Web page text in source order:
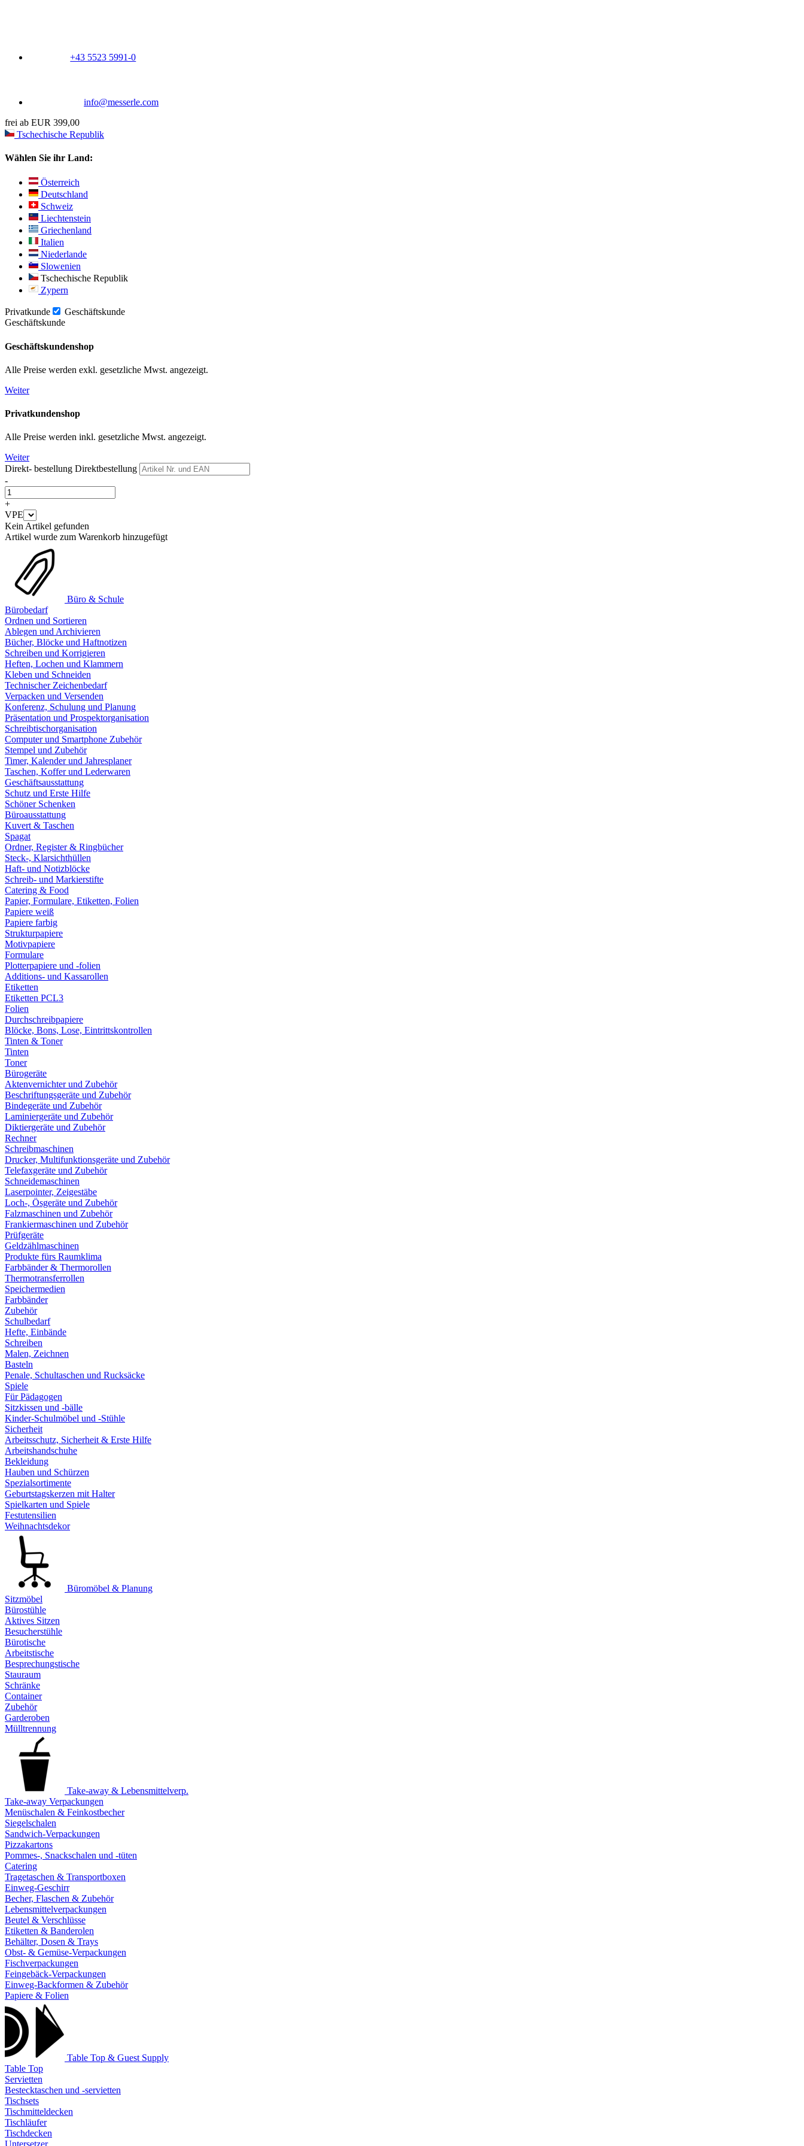
+43 5523 5991-0
info@messerle.com
frei ab EUR 399,00
Tschechische Republik
Wählen Sie ihr Land:
Österreich
Deutschland
Schweiz
Liechtenstein
Griechenland
Italien
Niederlande
Slowenien
Tschechische Republik
Zypern
Privatkunde
Geschäftskunde
Geschäftskunde
Geschäftskundenshop
Alle Preise werden exkl. gesetzliche Mwst. angezeigt.
Weiter
Privatkundenshop
Alle Preise werden inkl. gesetzliche Mwst. angezeigt.
Weiter
Direkt- bestellung Direktbestellung
-
+
VPE
Kein Artikel gefunden
Artikel wurde zum Warenkorb hinzugefügt
Büro & Schule
Bürobedarf
Ordnen und Sortieren
Ablegen und Archivieren
Bücher, Blöcke und Haftnotizen
Schreiben und Korrigieren
Heften, Lochen und Klammern
Kleben und Schneiden
Technischer Zeichenbedarf
Verpacken und Versenden
Konferenz, Schulung und Planung
Präsentation und Prospektorganisation
Schreibtischorganisation
Computer und Smartphone Zubehör
Stempel und Zubehör
Timer, Kalender und Jahresplaner
Taschen, Koffer und Lederwaren
Geschäftsausstattung
Schutz und Erste Hilfe
Schöner Schenken
Büroausstattung
Kuvert & Taschen
Spagat
Ordner, Register & Ringbücher
Steck-, Klarsichthüllen
Haft- und Notizblöcke
Schreib- und Markierstifte
Catering & Food
Papier, Formulare, Etiketten, Folien
Papiere weiß
Papiere farbig
Strukturpapiere
Motivpapiere
Formulare
Plotterpapiere und -folien
Additions- und Kassarollen
Etiketten
Etiketten PCL3
Folien
Durchschreibpapiere
Blöcke, Bons, Lose, Eintrittskontrollen
Tinten & Toner
Tinten
Toner
Bürogeräte
Aktenvernichter und Zubehör
Beschriftungsgeräte und Zubehör
Bindegeräte und Zubehör
Laminiergeräte und Zubehör
Diktiergeräte und Zubehör
Rechner
Schreibmaschinen
Drucker, Multifunktionsgeräte und Zubehör
Telefaxgeräte und Zubehör
Schneidemaschinen
Laserpointer, Zeigestäbe
Loch-, Ösgeräte und Zubehör
Falzmaschinen und Zubehör
Frankiermaschinen und Zubehör
Prüfgeräte
Geldzählmaschinen
Produkte fürs Raumklima
Farbbänder & Thermorollen
Thermotransferrollen
Speichermedien
Farbbänder
Zubehör
Schulbedarf
Hefte, Einbände
Schreiben
Malen, Zeichnen
Basteln
Penale, Schultaschen und Rucksäcke
Spiele
Für Pädagogen
Sitzkissen und -bälle
Kinder-Schulmöbel und -Stühle
Sicherheit
Arbeitsschutz, Sicherheit & Erste Hilfe
Arbeitshandschuhe
Bekleidung
Hauben und Schürzen
Spezialsortimente
Geburtstagskerzen mit Halter
Spielkarten und Spiele
Festutensilien
Weihnachtsdekor
Büromöbel & Planung
Sitzmöbel
Bürostühle
Aktives Sitzen
Besucherstühle
Bürotische
Arbeitstische
Besprechungstische
Stauraum
Schränke
Container
Zubehör
Garderoben
Mülltrennung
Take-away & Lebensmittelverp.
Take-away Verpackungen
Menüschalen & Feinkostbecher
Siegelschalen
Sandwich-Verpackungen
Pizzakartons
Pommes-, Snackschalen und -tüten
Catering
Tragetaschen & Transportboxen
Einweg-Geschirr
Becher, Flaschen & Zubehör
Lebensmittelverpackungen
Beutel & Verschlüsse
Etiketten & Banderolen
Behälter, Dosen & Trays
Obst- & Gemüse-Verpackungen
Fischverpackungen
Feingebäck-Verpackungen
Einweg-Backformen & Zubehör
Papiere & Folien
Table Top & Guest Supply
Table Top
Servietten
Bestecktaschen und -servietten
Tischsets
Tischmitteldecken
Tischläufer
Tischdecken